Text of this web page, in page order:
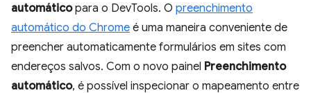
automáticopara o DevTools. O preenchimento
automático do Chrome é uma maneira conveniente de
preencher automaticamente formulários em sites com
endereços salvos. Com o novo painel Preenchimento
automático, é possível inspecionar o mapeamento entre